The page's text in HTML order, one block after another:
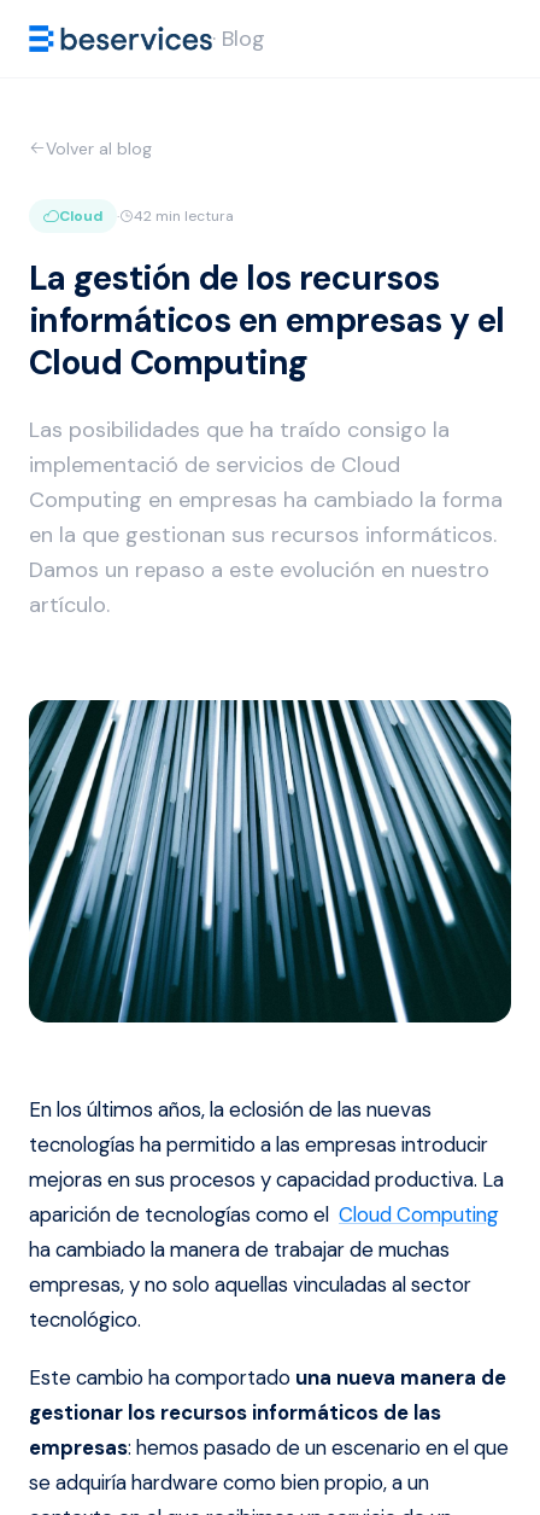
· Blog
Volver al blog
Cloud · 42 min lectura
La gestión de los recursos
informáticos en empresas y el
Cloud Computing
Las posibilidades que ha traído consigo la
implementació de servicios de Cloud
Computing en empresas ha cambiado la forma
en la que gestionan sus recursos informáticos.
Damos un repaso a este evolución en nuestro
artículo.
En los últimos años, la eclosión de las nuevas
tecnologías ha permitido a las empresas introducir
mejoras en sus procesos y capacidad productiva. La
aparición de tecnologías como el Cloud Computing
ha cambiado la manera de trabajar de muchas
empresas, y no solo aquellas vinculadas al sector
tecnológico.
Este cambio ha comportado una nueva manera de
gestionar los recursos informáticos de las
empresas: hemos pasado de un escenario en el que
se adquiría hardware como bien propio, a un